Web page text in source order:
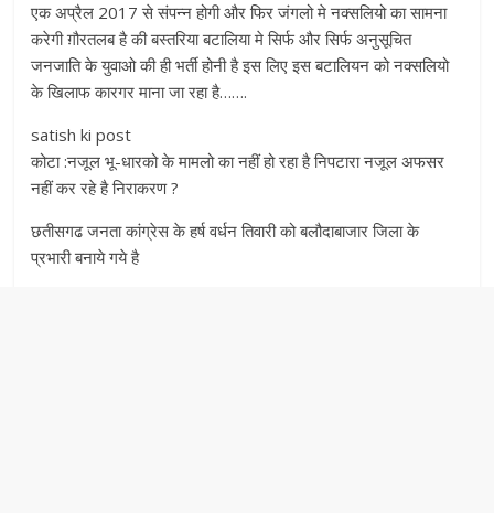
एक अप्रैल 2017 से संपन्न होगी और फिर जंगलो मे नक्सलियो का सामना
करेगी ग़ौरतलब है की बस्तरिया बटालिया मे सिर्फ और सिर्फ अनुसूचित
जनजाति के युवाओ की ही भर्ती होनी है इस लिए इस बटालियन को नक्सलियो
के खिलाफ कारगर माना जा रहा है…….
satish ki post
कोटा :नजूल भू-धारको के मामलो का नहीं हो रहा है निपटारा नजूल अफसर
नहीं कर रहे है निराकरण ?
छतीसगढ जनता कांग्रेस के हर्ष वर्धन तिवारी को बलौदाबाजार जिला के
प्रभारी बनाये गये है